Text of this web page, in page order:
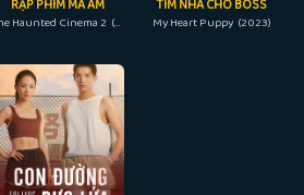
RẠP PHIM MA ÁM
The Haunted Cinema 2 (2017)
TÌM NHÀ CHO BOSS
My Heart Puppy (2023)